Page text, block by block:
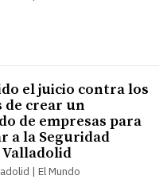
el juicio contra los
de crear un
de empresas para
a la Seguridad
Valladolid
| El Mundo